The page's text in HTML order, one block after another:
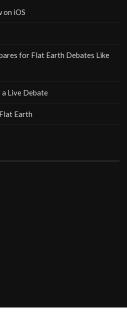
on iOS
for Flat Earth Debates Like
Live Debate
Earth